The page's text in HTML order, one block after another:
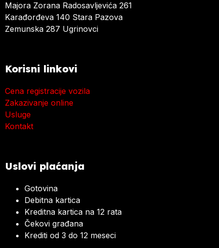
Majora Zorana Radosavljevića 261
Karađorđeva 140 Stara Pazova
Zemunska 287 Ugrinovci
Korisni linkovi
Cena registracije vozila
Zakazivanje online
Usluge
Kontakt
Uslovi plaćanja
Gotovina
Debitna kartica
Kreditna kartica na 12 rata
Čekovi građana
Krediti od 3 do 12 meseci